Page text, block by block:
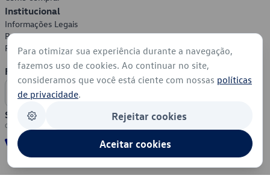
Institucional
Informações Legais
Política de Privacidade
Política de Cookies
Formas de Pagamento
Segurança
Para otimizar sua experiência durante a navegação,
fazemos uso de cookies. Ao continuar no site,
consideramos que você está ciente com nossas políticas
de privacidade.
Rejeitar cookies
Aceitar cookies